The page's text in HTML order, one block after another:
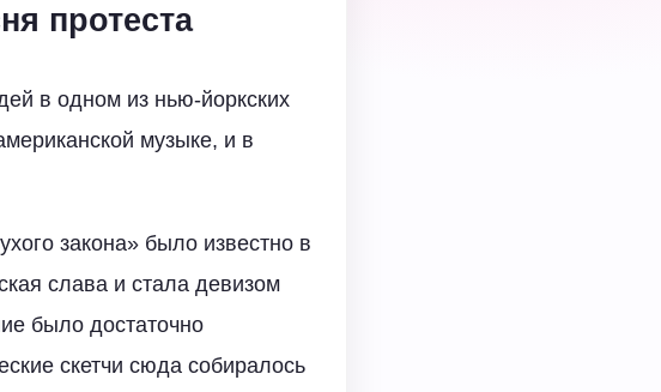
протеста
в одном из нью-йоркских
музыке, и в
закона» было известно в
слава и стала девизом
было достаточно
скетчи сюда собиралось